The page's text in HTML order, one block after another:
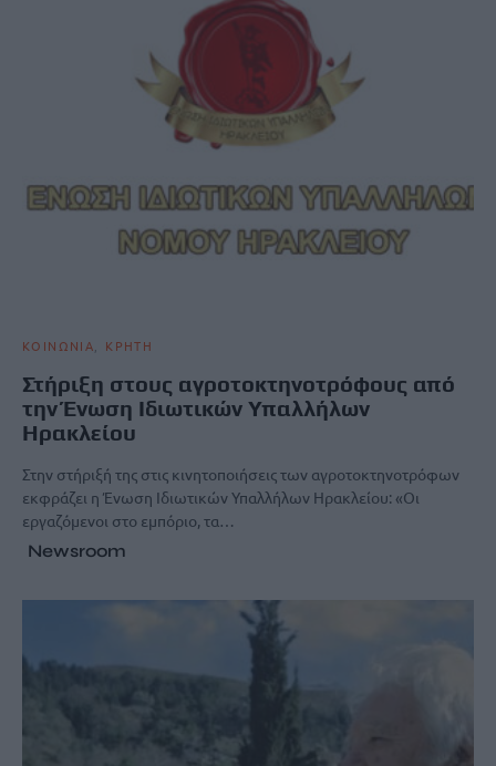
ΚΟΙΝΩΝΙΑ ΚΡΗΤΗ
Στήριξη στους αγροτοκτηνοτρόφους από
την Ένωση Ιδιωτικών Υπαλλήλων
Ηρακλείου
Στην στήριξή της στις κινητοποιήσεις των αγροτοκτηνοτρόφων
εκφράζει η Ένωση Ιδιωτικών Υπαλλήλων Ηρακλείου: «Οι
εργαζόμενοι στo εμπόριο, τα…
Newsroom